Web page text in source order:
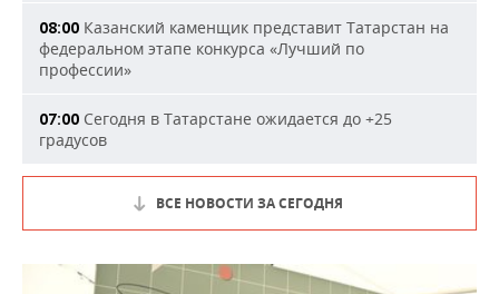
08:00 Казанский каменщик представит Татарстан на
федеральном этапе конкурса «Лучший по
профессии»
07:00 Сегодня в Татарстане ожидается до +25
градусов
ВСЕ НОВОСТИ ЗА СЕГОДНЯ